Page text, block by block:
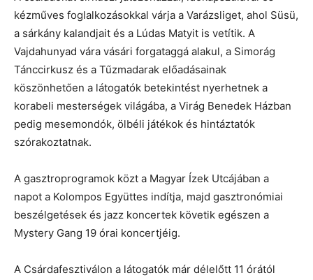
kézműves foglalkozásokkal várja a Varázsliget, ahol Süsü,
a sárkány kalandjait és a Lúdas Matyit is vetítik. A
Vajdahunyad vára vásári forgataggá alakul, a Simorág
Tánccirkusz és a Tűzmadarak előadásainak
köszönhetően a látogatók betekintést nyerhetnek a
korabeli mesterségek világába, a Virág Benedek Házban
pedig mesemondók, ölbéli játékok és hintáztatók
szórakoztatnak.
A gasztroprogramok közt a Magyar Ízek Utcájában a
napot a Kolompos Együttes indítja, majd gasztronómiai
beszélgetések és jazz koncertek követik egészen a
Mystery Gang 19 órai koncertjéig.
A Csárdafesztiválon a látogatók már délelőtt 11 órától